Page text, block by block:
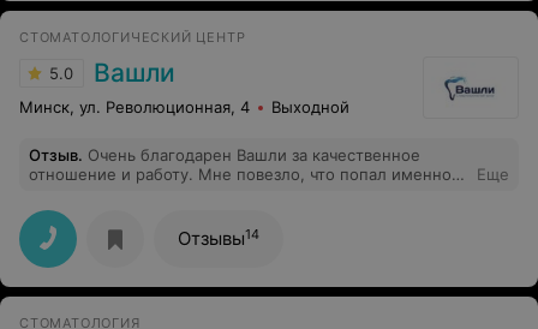
СТОМАТОЛОГИЧЕСКИЙ ЦЕНТР
5.0 Вашли
Минск, ул. Революционная, 4 Выходной
Отзыв. Очень благодарен Вашли за качественное
отношение и работу. Мне повезло, что попал именно
Врач на стороне пациента. Спасибо!
Еще
Отзывы14
СТОМАТОЛОГИЯ